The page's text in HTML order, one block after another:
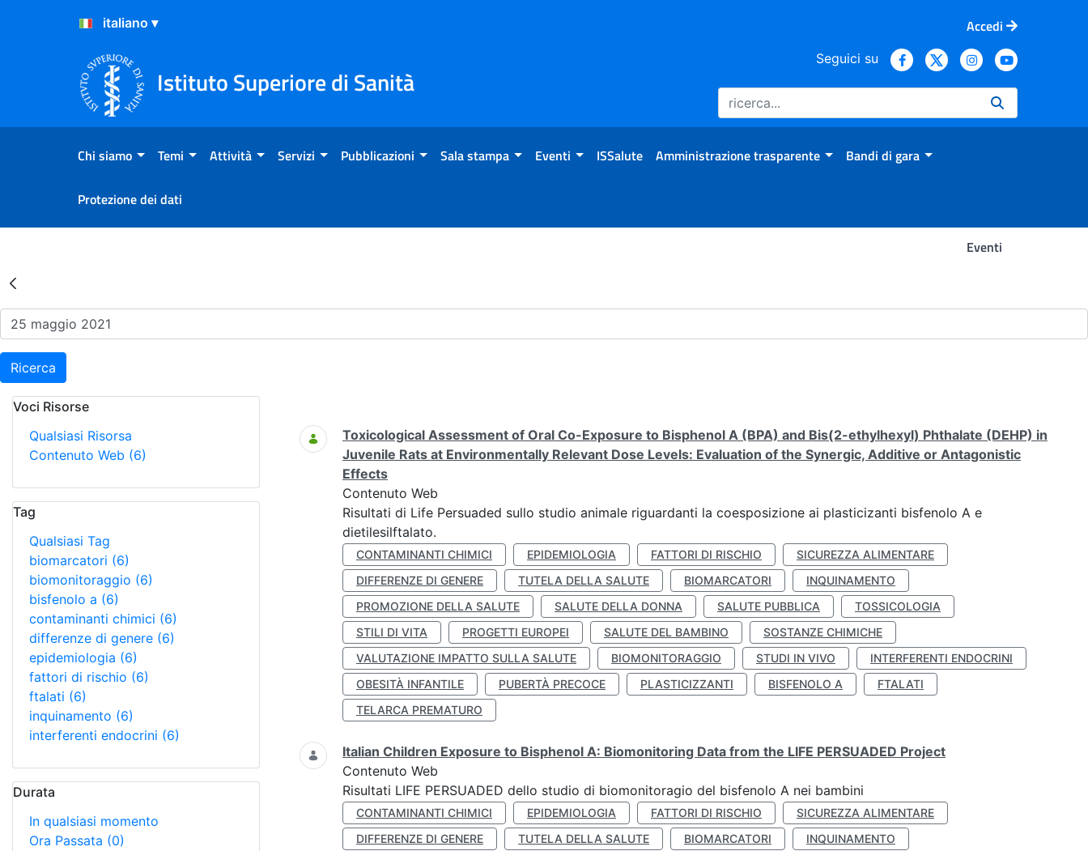
Salta al Contenuto
Salta al Footer
Accedi
Istituto Superiore di Sanità
Seguici su
Chi siamo Temi Attività Servizi Pubblicazioni Sala stampa Eventi ISSalute Amministrazione trasparente Bandi di gara
Protezione dei dati
Eventi
Risultati della Ricerca - Eventi
Ricerca
Voci Risorse
Qualsiasi Risorsa
Contenuto Web (6)
Tag
Qualsiasi Tag
biomarcatori (6)
biomonitoraggio (6)
bisfenolo a (6)
contaminanti chimici (6)
differenze di genere (6)
epidemiologia (6)
fattori di rischio (6)
ftalati (6)
inquinamento (6)
interferenti endocrini (6)
Durata
In qualsiasi momento
Ora Passata (0)
Ricerca
Toxicological Assessment of Oral Co-Exposure to Bisphenol A (BPA) and Bis(2-ethylhexyl) Phthalate (DEHP) in
Juvenile Rats at Environmentally Relevant Dose Levels: Evaluation of the Synergic, Additive or Antagonistic
Effects
Contenuto Web
Risultati di Life Persuaded sullo studio animale riguardanti la coesposizione ai plasticizanti bisfenolo A e
dietilesilftalato.
CONTAMINANTI CHIMICI EPIDEMIOLOGIA FATTORI DI RISCHIO
SICUREZZA ALIMENTARE
DIFFERENZE DI GENERE
TUTELA DELLA SALUTE BIOMARCATORI
INQUINAMENTO
PROMOZIONE DELLA SALUTE
SALUTE DELLA DONNA SALUTE PUBBLICA
TOSSICOLOGIA
STILI DI VITA
PROGETTI EUROPEI SALUTE DEL BAMBINO
SOSTANZE CHIMICHE
VALUTAZIONE IMPATTO SULLA SALUTE
BIOMONITORAGGIO STUDI IN VIVO
INTERFERENTI ENDOCRINI
OBESITÀ INFANTILE
PUBERTÀ PRECOCE PLASTICIZZANTI BISFENOLO A
FTALATI
TELARCA PREMATURO
Italian Children Exposure to Bisphenol A: Biomonitoring Data from the LIFE PERSUADED Project
Contenuto Web
Risultati LIFE PERSUADED dello studio di biomonitoragio del bisfenolo A nei bambini
CONTAMINANTI CHIMICI EPIDEMIOLOGIA FATTORI DI RISCHIO
SICUREZZA ALIMENTARE
DIFFERENZE DI GENERE
TUTELA DELLA SALUTE BIOMARCATORI
INQUINAMENTO